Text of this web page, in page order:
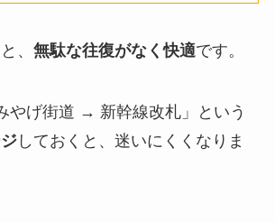
、 無駄な往復がなく快適です。
やげ街道 → 新幹線改札」という
しておくと、迷いにくくなりま